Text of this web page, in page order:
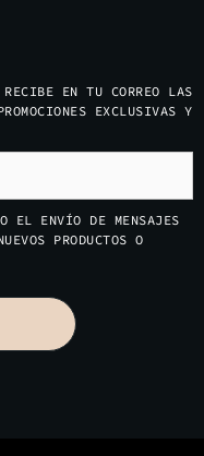
EN TU CORREO LAS
EXCLUSIVAS Y
EL ENVÍO DE MENSAJES
PRODUCTOS O